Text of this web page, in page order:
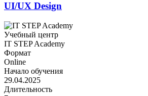
UI/UX Design
Учебный центр
IT STEP Academy
Формат
Online
Начало обучения
29.04.2025
Длительность